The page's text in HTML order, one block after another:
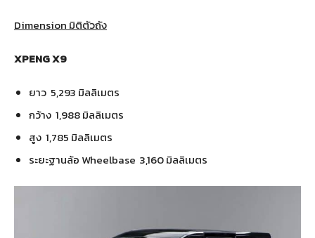
Dimension มิติตัวถัง
XPENG X9
ยาว 5,293 มิลลิเมตร
กว้าง 1,988 มิลลิเมตร
สูง 1,785 มิลลิเมตร
ระยะฐานล้อ Wheelbase 3,160 มิลลิเมตร